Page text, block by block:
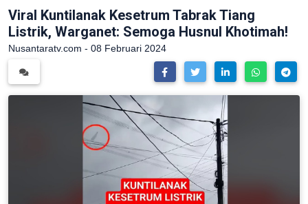
Viral Kuntilanak Kesetrum Tabrak Tiang
Listrik, Warganet: Semoga Husnul Khotimah!
Nusantaratv.com - 08 Februari 2024